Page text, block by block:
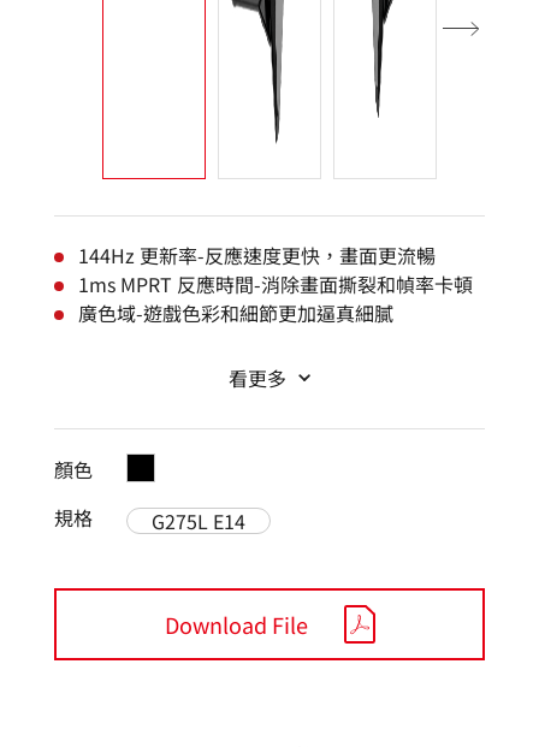
144Hz 更新率-反應速度更快，畫面更流暢
1ms MPRT 反應時間-消除畫面撕裂和幀率卡頓
廣色域-遊戲色彩和細節更加逼真細膩
看更多
顏色
規格
G275L E14
Download File